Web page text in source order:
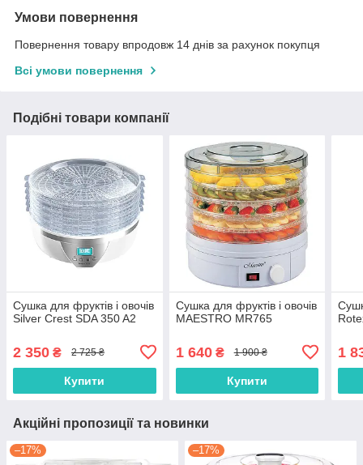
Умови повернення
Повернення товару впродовж 14 днів за рахунок покупця
Всі умови повернення
Подібні товари компанії
Сушка для фруктів і овочів
Silver Crest SDA 350 A2
2 350 ₴ 2 725 ₴
Купити
Сушка для фруктів і овочів
MAESTRO MR765
1 640₴ 1 900 ₴
Купити
1
Акційні пропозиції та новинки
–17% –17%